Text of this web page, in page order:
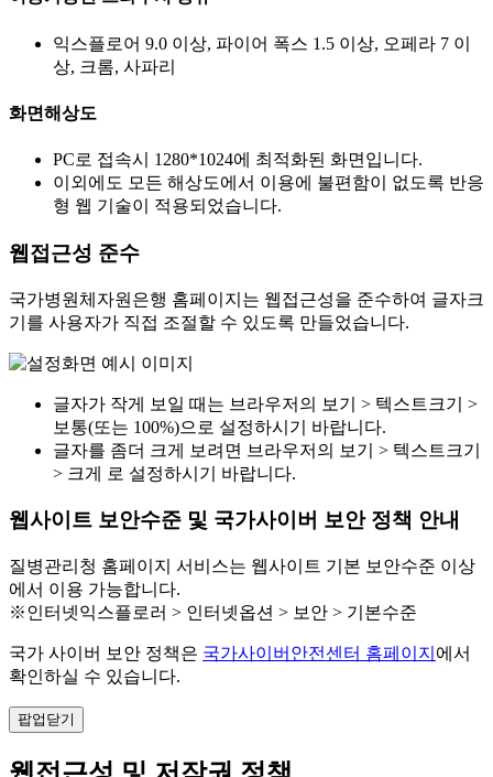
익스플로어 9.0 이상, 파이어 폭스 1.5 이상, 오페라 7 이
상, 크롬, 사파리
화면해상도
PC로 접속시 1280*1024에 최적화된 화면입니다.
이외에도 모든 해상도에서 이용에 불편함이 없도록 반응
형 웹 기술이 적용되었습니다.
웹접근성 준수
국가병원체자원은행 홈페이지는 웹접근성을 준수하여 글자크
기를 사용자가 직접 조절할 수 있도록 만들었습니다.
글자가 작게 보일 때는 브라우저의 보기 > 텍스트크기 >
보통(또는 100%)으로 설정하시기 바랍니다.
글자를 좀더 크게 보려면 브라우저의 보기 > 텍스트크기
> 크게 로 설정하시기 바랍니다.
웹사이트 보안수준 및 국가사이버 보안 정책 안내
질병관리청 홈페이지 서비스는 웹사이트 기본 보안수준 이상
에서 이용 가능합니다.
※인터넷익스플로러 > 인터넷옵션 > 보안 > 기본수준
국가 사이버 보안 정책은 국가사이버안전센터 홈페이지 에서
확인하실 수 있습니다.
팝업닫기